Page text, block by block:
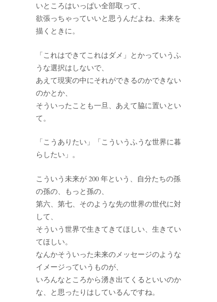
いところはいっぱい全部取って、
欲張っちゃっていいと思うんだよね、未来を
描くときに。
「これはできてこれはダメ」とかっていうふ
うな選択はしないで、
あえて現実の中にそれができるのかできない
のかとか、
そういったことも一旦、あえて脇に置いとい
て。
「こうありたい」「こういうふうな世界に暮
らしたい」。
こういう未来が 200 年という、自分たちの孫
の孫の、もっと孫の、
第六、第七、そのような先の世界の世代に対
して、
そういう世界で生きてきてほしい、生きてい
てほしい。
なんかそういった未来のメッセージのような
イメージっていうものが、
いろんなところから湧き出てくるといいのか
な、と思ったりはしているんですね。